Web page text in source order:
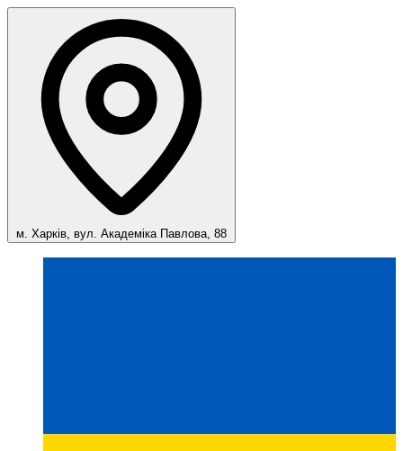
м. Харків, вул. Академіка Павлова, 88